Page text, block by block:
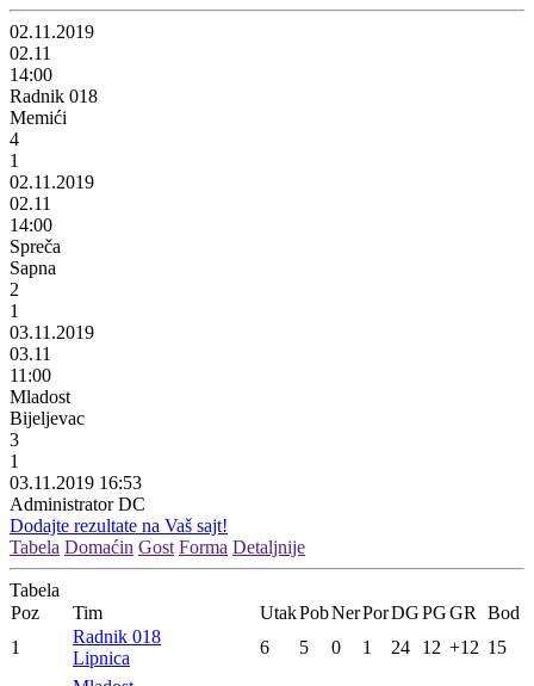
02.11.2019
02.11
14:00
Radnik 018
Memići
4
1
02.11.2019
02.11
14:00
Spreča
Sapna
2
1
03.11.2019
03.11
11:00
Mladost
Bijeljevac
3
1
03.11.2019 16:53
Administrator DC
Dodajte rezultate na Vaš sajt!
Tabela Domaćin Gost Forma Detaljnije
Tabela
Poz
Tim UtakPobNerPorDGPGGR
Bod
1
Radnik 018
Lipnica
6 5 0 1 24 12 +12 15